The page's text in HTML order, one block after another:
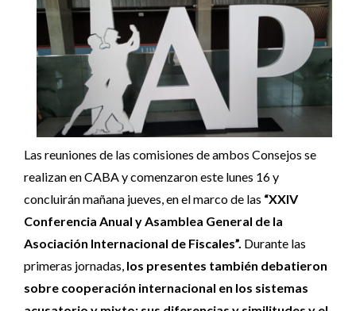
Las reuniones de las comisiones de ambos Consejos se
realizan en CABA y comenzaron este lunes 16 y
concluirán mañana jueves, en el marco de las “XXIV
Conferencia Anual y Asamblea General de la
Asociación Internacional de Fiscales”. Durante las
primeras jornadas, los presentes también debatieron
sobre cooperación internacional en los sistemas